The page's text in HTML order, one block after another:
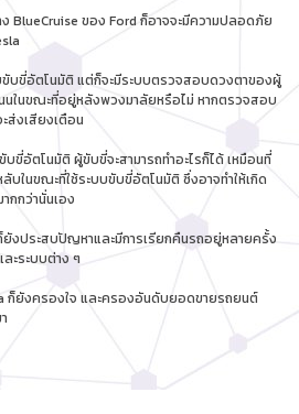
BlueCruise ของ Ford ก็อาจจะมีความปลอดภัย
บขับขี่อัตโนมัติ แต่ก็จะมีระบบตรวจสอบดวงตาของผู้
นในขณะที่อยู่หลังพวงมาลัยหรือไม่ หากตรวจสอบ
ส่งเสียงเตือน
ขี่อัตโนมัติ ผู้ขับขี่จะสามารถทำอะไรก็ได้ เหมือนที่
บในขณะที่ใช้ระบบขับขี่อัตโนมัติ ซึ่งอาจทำให้เกิด
กกว่านั่นเอง
ยังประสบปัญหาและมีการเรียกคืนรถอยู่หลายครั้ง
ะระบบต่าง ๆ
ก็ยังครองใจ และครองอันดับยอดขายรถยนต์